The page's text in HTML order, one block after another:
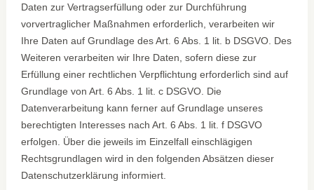
Daten zur Vertragserfüllung oder zur Durchführung
vorvertraglicher Maßnahmen erforderlich, verarbeiten wir
Ihre Daten auf Grundlage des Art. 6 Abs. 1 lit. b DSGVO. Des
Weiteren verarbeiten wir Ihre Daten, sofern diese zur
Erfüllung einer rechtlichen Verpflichtung erforderlich sind auf
Grundlage von Art. 6 Abs. 1 lit. c DSGVO. Die
Datenverarbeitung kann ferner auf Grundlage unseres
berechtigten Interesses nach Art. 6 Abs. 1 lit. f DSGVO
erfolgen. Über die jeweils im Einzelfall einschlägigen
Rechtsgrundlagen wird in den folgenden Absätzen dieser
Datenschutzerklärung informiert.